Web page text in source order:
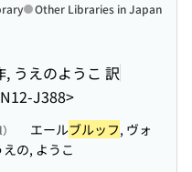
, うえのようこ 訳
J388>
Other Libraries in Japan
エールブルッフ, ヴォ
の, ようこ